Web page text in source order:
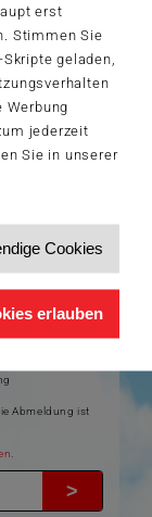
erst
Stimmen Sie
geladen,
Werbung
jederzeit
Sie in unserer
Cookies
erlauben
Teil 2.pdf(278,7
einen
Abmeldung ist
>